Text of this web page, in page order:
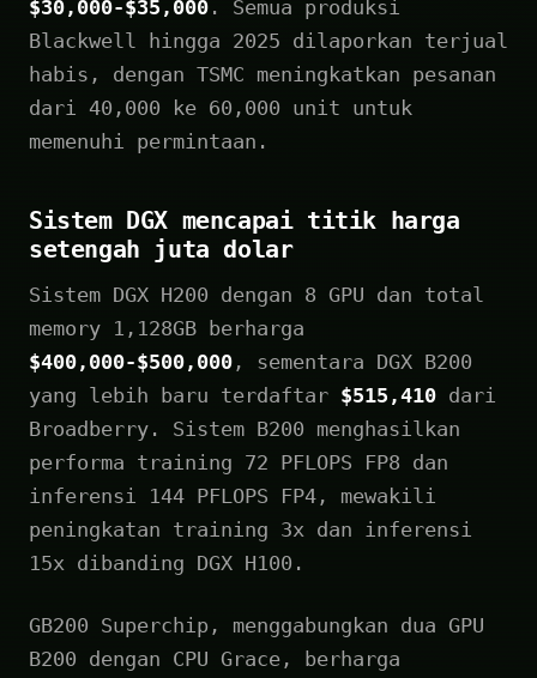
$30,000-$35,000 . Semua produksi
Blackwell hingga 2025 dilaporkan terjual
habis, dengan TSMC meningkatkan pesanan
dari 40,000 ke 60,000 unit untuk
memenuhi permintaan.
Sistem DGX mencapai titik harga
setengah juta dolar
Sistem DGX H200 dengan 8 GPU dan total
memory 1,128GB berharga
$400,000-$500,000 , sementara DGX B200
yang lebih baru terdaftar $515,410 dari
Broadberry. Sistem B200 menghasilkan
performa training 72 PFLOPS FP8 dan
inferensi 144 PFLOPS FP4, mewakili
peningkatan training 3x dan inferensi
15x dibanding DGX H100.
GB200 Superchip, menggabungkan dua GPU
B200 dengan CPU Grace, berharga